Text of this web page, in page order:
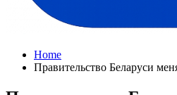
Home
Правительство Беларуси